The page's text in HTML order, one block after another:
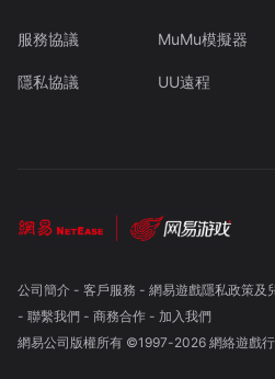
服務協議
隱私協議
MuMu模擬器
UU遠程
公司簡介- 客戶服務 - 網易遊戲隱私政策及
- 聯繫我們- 商務合作- 加入我們
網易公司版權所有 ©1997-2026 網絡遊戲